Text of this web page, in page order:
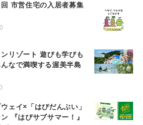
市営住宅の入居者募集
リゾート 遊びも学びも
なで満喫する渥美半島
ェイ×「はぴだんぶい」
『はぴサブサマー！』